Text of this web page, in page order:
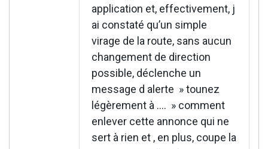
application et, effectivement, j
ai constaté qu’un simple
virage de la route, sans aucun
changement de direction
possible, déclenche un
message d alerte » tounez
légèrement à …. » comment
enlever cette annonce qui ne
sert à rien et , en plus, coupe la